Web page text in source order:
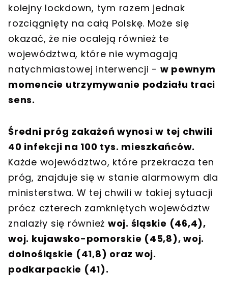
kolejny lockdown, tym razem jednak
rozciągnięty na całą Polskę. Może się
okazać, że nie ocaleją również te
województwa, które nie wymagają
natychmiastowej interwencji - w pewnym
momencie utrzymywanie podziału traci
sens.
Średni próg zakażeń wynosi w tej chwili
40 infekcji na 100 tys. mieszkańców.
Każde województwo, które przekracza ten
próg, znajduje się w stanie alarmowym dla
ministerstwa. W tej chwili w takiej sytuacji
prócz czterech zamkniętych województw
znalazły się również woj. śląskie (46,4),
woj. kujawsko-pomorskie (45,8), woj.
dolnośląskie (41,8) oraz woj.
podkarpackie (41).